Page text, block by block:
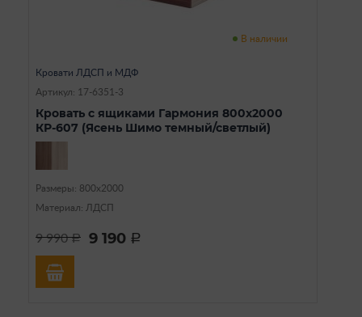
В наличии
Кровати ЛДСП и МДФ
Артикул: 17-6351-3
Кровать с ящиками Гармония 800х2000
КР-607 (Ясень Шимо темный/светлый)
Размеры: 800х2000
Материал: ЛДСП
9 990a 9 190 a